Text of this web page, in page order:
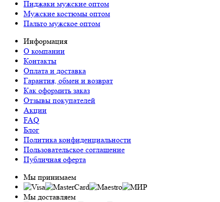
Пиджаки мужские оптом
Мужские костюмы оптом
Пальто мужское оптом
Информация
О компании
Контакты
Оплата и доставка
Гарантия, обмен и возврат
Как оформить заказ
Отзывы покупателей
Акции
FAQ
Блог
Политика конфиденциальности
Пользовательское соглашение
Публичная оферта
Мы принимаем
Мы доставляем